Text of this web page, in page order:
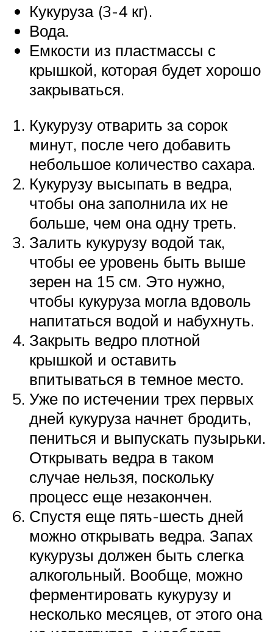
Кукуруза (3-4 кг).
Вода.
Емкости из пластмассы с
крышкой, которая будет хорошо
закрываться.
Кукурузу отварить за сорок
минут, после чего добавить
небольшое количество сахара.
Кукурузу высыпать в ведра,
чтобы она заполнила их не
больше, чем она одну треть.
Залить кукурузу водой так,
чтобы ее уровень быть выше
зерен на 15 см. Это нужно,
чтобы кукуруза могла вдоволь
напитаться водой и набухнуть.
Закрыть ведро плотной
крышкой и оставить
впитываться в темное место.
Уже по истечении трех первых
дней кукуруза начнет бродить,
пениться и выпускать пузырьки.
Открывать ведра в таком
случае нельзя, поскольку
процесс еще незакончен.
Спустя еще пять-шесть дней
можно открывать ведра. Запах
кукурузы должен быть слегка
алкогольный. Вообще, можно
ферментировать кукурузу и
несколько месяцев, от этого она